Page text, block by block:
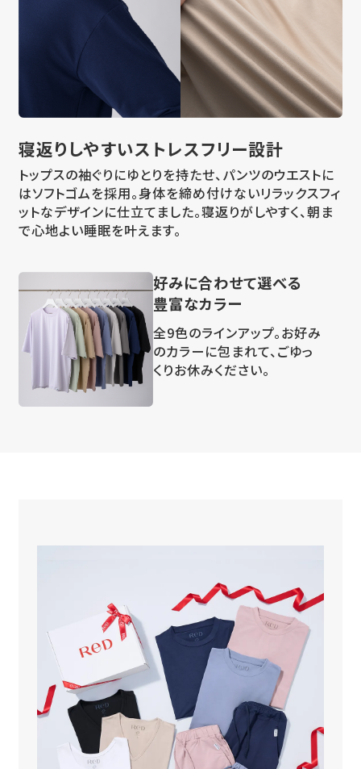
寝返りしやすいストレスフリー設計
トップスの袖ぐりにゆとりを持たせ、パンツのウエストに
はソフトゴムを採用。身体を締め付けないリラックスフィ
ットなデザインに仕立てました。寝返りがしやすく、朝ま
で心地よい睡眠を叶えます。
好みに合わせて選べる
豊富なカラー
全9色のラインアップ。お好み
のカラーに包まれて、ごゆっ
くりお休みください。